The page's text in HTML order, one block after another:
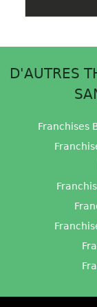
D'AUTRES
Franchises